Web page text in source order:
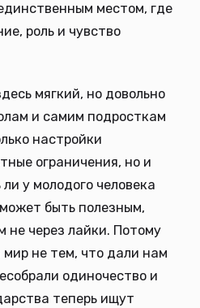
местом, где
роль и чувство
мягкий, но довольно
и самим подросткам
настройки
ограничения, но и
у молодого человека
быть полезным,
не через лайки. Потому
не тем, что дали нам
одиночество и
теперь ищут